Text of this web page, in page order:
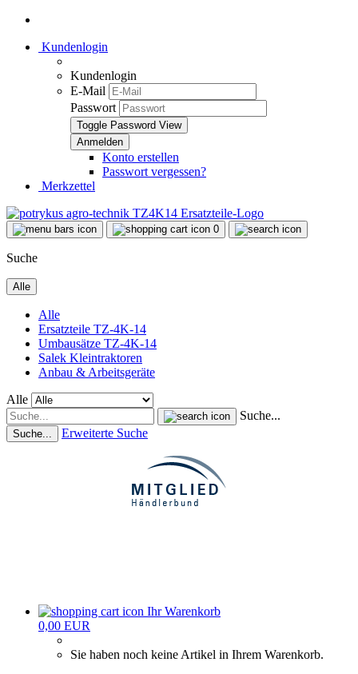
Kundenlogin
Kundenlogin
E-Mail
Passwort
Toggle Password View
Konto erstellen
Passwort vergessen?
Merkzettel
0
Suche
Alle
Alle
Ersatzteile TZ-4K-14
Umbausätze TZ-4K-14
Salek Kleintraktoren
Anbau & Arbeitsgeräte
Alle
Suche...
Suche... Erweiterte Suche
Ihr Warenkorb
0,00 EUR
Sie haben noch keine Artikel in Ihrem Warenkorb.